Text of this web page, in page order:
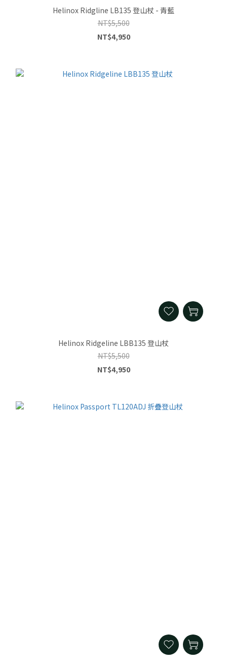
Helinox Ridgline LB135 登山杖 - 青藍
NT$5,500
NT$4,950
Helinox Ridgeline LBB135 登山杖
NT$5,500
NT$4,950